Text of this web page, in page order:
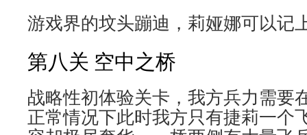
游戏界的坟头蹦迪，莉娅娜可以记
第八关 空中之桥
战略性初体验关卡，我方兵力需要
正常情况下此时我方只有捷莉一个